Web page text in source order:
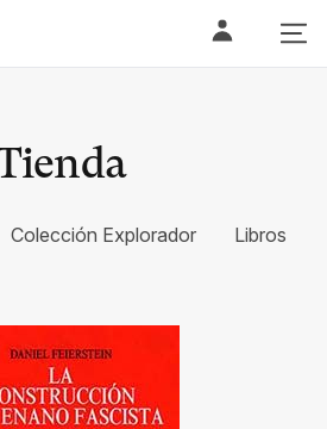
Colección Explorador Libros